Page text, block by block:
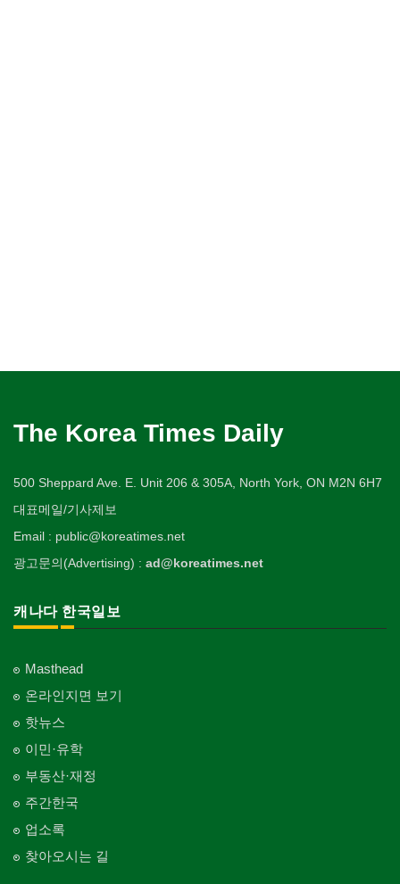
The Korea Times Daily
500 Sheppard Ave. E. Unit 206 & 305A, North York, ON M2N 6H7
대표메일/기사제보
Email : public@koreatimes.net
광고문의(Advertising) : ad@koreatimes.net
캐나다 한국일보
Masthead
온라인지면 보기
핫뉴스
이민·유학
부동산·재정
주간한국
업소록
찾아오시는 길